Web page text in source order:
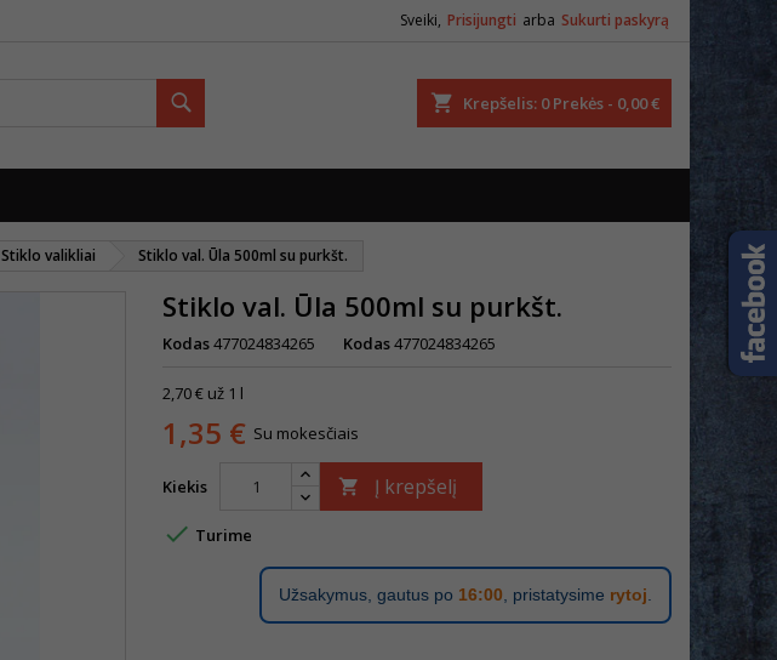
Sveiki, Prisijungti arba Sukurti paskyrą
Krepšelis 0 Prekės - 0,00 €
Stiklo valikliai Stiklo val. Ūla 500ml su purkšt.
Stiklo val. Ūla 500ml su purkšt.
Kodas477024834265 Kodas477024834265
2,70 € už 1 l
1,35 € Su mokesčiais
Kiekis  Į krepšelį
 Turime
Užsakymus, gautus po 16:00 , pristatysime rytoj